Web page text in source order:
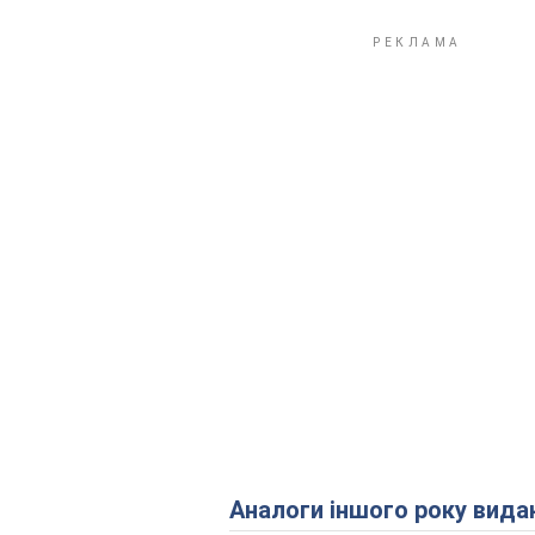
Аналоги іншого року